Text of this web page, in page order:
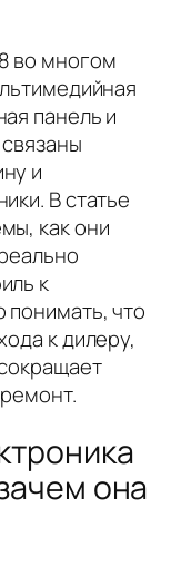
во многом
панель и
и
В статье
как они
к
понимать, что
к дилеру,
она